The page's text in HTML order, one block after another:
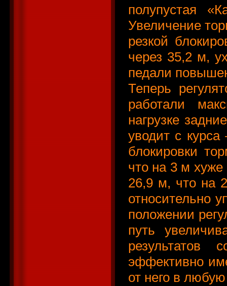
полупустая
Увеличение
резкой
через 35,2 м,
педали
Теперь
работали
нагрузке
уводит с курса
блокировки
что на 3 м хуже
26,9 м, что на
относительно
положении
путь
результатов
эффективно
от него в